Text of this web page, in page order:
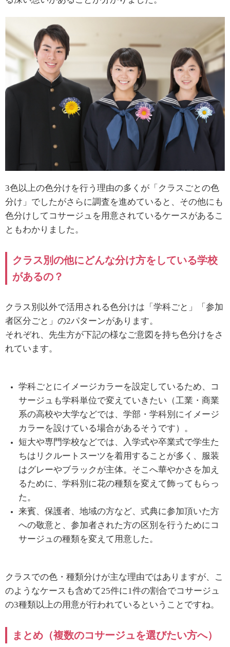
3色以上の色分けを行う理由の多くが「クラスごとの色
分け」でしたがさらに調査を進めていると、その他にも
色分けしてコサージュを用意されているケースがあるこ
ともわかりました。
クラス別の他にどんな分け方をしている学校
があるの？
クラス別以外で活用される色分けは「学科ごと」「参加
者区分ごと」の2パターンがあります。
それぞれ、先生方が下記の様なご意図を持ち色分けをさ
れています。
学科ごとにイメージカラーを設定しているため、コ
サージュも学科単位で変えていきたい（工業・商業
系の高校や大学などでは、学部・学科別にイメージ
カラーを設けている場合があるそうです）。
短大や専門学校などでは、入学式や卒業式で学生た
ちはリクルートスーツを着用することが多く、服装
はグレーやブラックが主体。そこへ華やかさを加え
るために、学科別に花の種類を変えて飾ってもらっ
た。
来賓、保護者、地域の方など、式典に参加頂いた方
への敬意と、参加者された方の区別を行うためにコ
サージュの種類を変えて用意した。
クラスでの色・種類分けが主な理由ではありますが、こ
のようなケースも含めて25件に1件の割合でコサージュ
の3種類以上の用意が行われているということですね。
まとめ（複数のコサージュを選びたい方へ）